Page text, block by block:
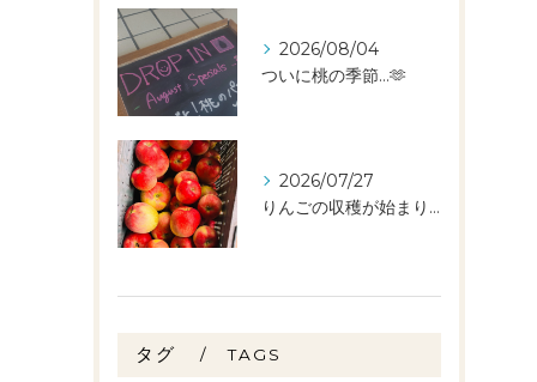
2026/08/04
ついに桃の季節…🫶
2026/07/27
りんごの収穫が始まりました🧑‍🌾🍎
タグ TAGS